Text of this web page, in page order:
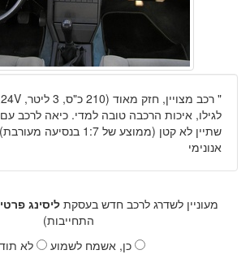
"
לגילו, איכות הרכבה טובה למדי. כיאה לרכב
שתיין לא קטן (ממוצע של 1:7 בנסיעה מעורבת).
אנונימי
מעוניין לשדרג לרכב חדש בעסקת ליסינג פרטי
התחייבות)
כן, אשמח לשמוע
לא